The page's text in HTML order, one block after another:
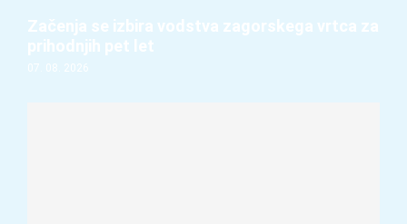
Začenja se izbira vodstva zagorskega vrtca za
prihodnjih pet let
07. 08. 2026